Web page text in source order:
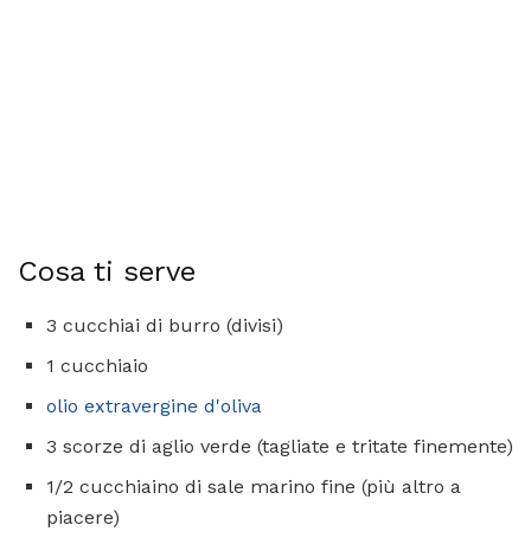
Cosa ti serve
3 cucchiai di burro (divisi)
1 cucchiaio
olio extravergine d'oliva
3 scorze di aglio verde (tagliate e tritate finemente)
1/2 cucchiaino di sale marino fine (più altro a
piacere)